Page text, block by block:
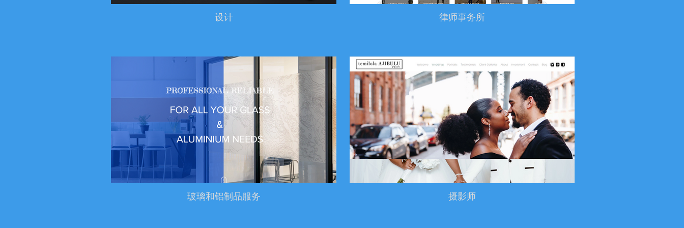
设计 律师事务所
玻璃和铝制品服务 摄影师